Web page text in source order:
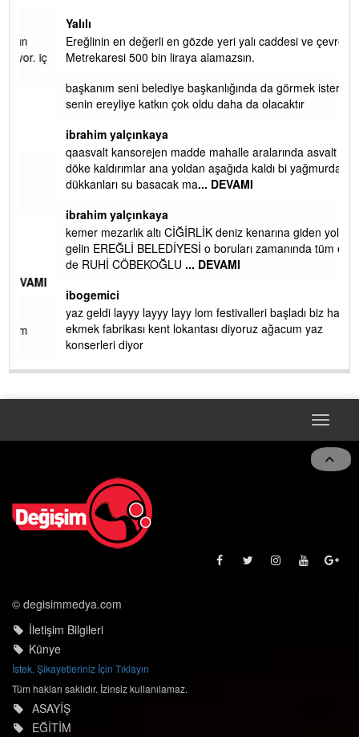
Ereğlinin en değerli en gözde yeri yalı caddesi ve çevresidir.
Metrekaresi 500 bin liraya alamazsın.
başkanım seni belediye başkanlığında da görmek isteriz
senin ereyliye katkın çok oldu daha da olacaktır
ibrahim yalçınkaya
qaasvalt kansorejen madde mahalle aralarında asvalt döke
döke kaldırımlar ana yoldan aşağıda kaldı bi yağmurda
dükkanları su basacak ma... DEVAMI
ibrahim yalçınkaya
kemer mezarlık altı CİĞİRLİK deniz kenarına giden yola
gelin EREĞLİ BELEDİYESİ o boruları zamanında tüm ereğli
de RUHİ CÖBEKOĞLU... DEVAMI
ibogemici
yaz geldi layyy layyy layy lom festivalleri başladı biz halk
ekmek fabrikası kent lokantası diyoruz ağacum yaz
konserleri diyor
Toggle
© degisimmedya.com
İletişim Bilgileri
Künye
İstek, Şikayetleriniz İçin Tıklayın
Tüm hakları saklıdır. İzinsiz kullanılamaz.
ASAYİŞ
EĞİTİM